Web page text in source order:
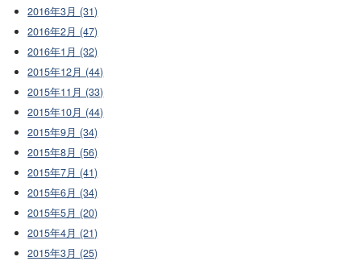
2016年3月 (31)
2016年2月 (47)
2016年1月 (32)
2015年12月 (44)
2015年11月 (33)
2015年10月 (44)
2015年9月 (34)
2015年8月 (56)
2015年7月 (41)
2015年6月 (34)
2015年5月 (20)
2015年4月 (21)
2015年3月 (25)